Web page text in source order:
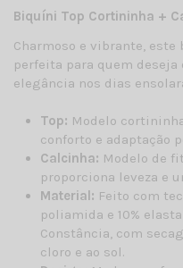
Biquíni Top Cortininha +
Charmoso e vibrante,
perfeita para quem
elegância nos dias
Top: Modelo
conforto e adaptação
Calcinha: Modelo de
proporciona leveza e
Material: Feito com
poliamida e 10%
Constância, com
cloro e ao sol.